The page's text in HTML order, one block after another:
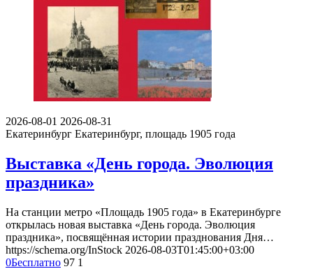
2026-08-01 2026-08-31
Екатеринбург Екатеринбург, площадь 1905 года
Выставка «День города. Эволюция
праздника»
На станции метро «Площадь 1905 года» в Екатеринбурге
открылась новая выставка «День города. Эволюция
праздника», посвящённая истории празднования Дня…
https://schema.org/InStock 2026-08-03T01:45:00+03:00
0Бесплатно 97 1